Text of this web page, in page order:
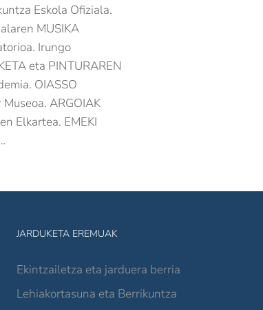
Eskola Ofiziala.
MUSIKA
Irungo
eta PINTURAREN
OIASSO
ARGOIAK
Elkartea. EMEKI
JARDUKETA EREMUAK
Ekintzailetza eta jarduera berria
Lehiakortasuna eta Berrikuntza